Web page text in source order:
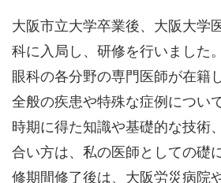
大阪市立大学卒業後、大阪大学
科に入局し、研修を行いました
眼科の各分野の専門医師が在籍
全般の疾患や特殊な症例につい
時期に得た知識や基礎的な技術
合い方は、私の医師としての礎
修期間修了後は、大阪労災病院